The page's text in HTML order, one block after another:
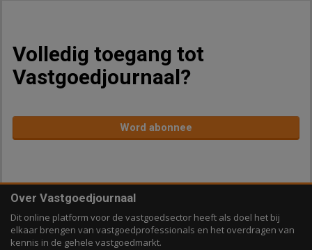
Volledig toegang tot
Vastgoedjournaal?
Word abonnee
Over Vastgoedjournaal
Dit online platform voor de vastgoedsector heeft als doel het bij
elkaar brengen van vastgoedprofessionals en het overdragen van
kennis in de gehele vastgoedmarkt.